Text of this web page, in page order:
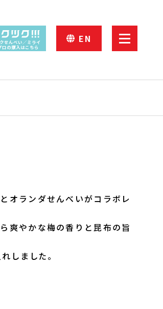
せんべい／ミライ
ロの購入はこちら
EN
オランダせんべいがコラボレ
爽やかな梅の香りと昆布の旨
しました。